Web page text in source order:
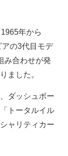
年から
の3代目モデ
み合わせが発
ました。
ダッシュボー
トータルイル
ャリティカー